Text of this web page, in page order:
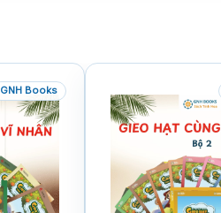
GNH Books